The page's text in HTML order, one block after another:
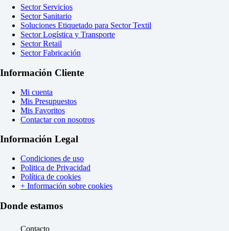
Sector Servicios
Sector Sanitario
Soluciones Etiquetado para Sector Textil
Sector Logística y Transporte
Sector Retail
Sector Fabricación
Información Cliente
Mi cuenta
Mis Presupuestos
Mis Favoritos
Contactar con nosotros
Información Legal
Condiciones de uso
Politica de Privacidad
Política de cookies
+ Información sobre cookies
Donde estamos
Contacto